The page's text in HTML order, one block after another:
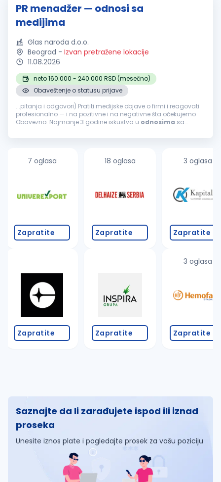
PR menadžer — odnosi sa
medijima
Glas naroda d.o.o.
Beograd - Izvan pretražene lokacije
11.08.2026
neto 160.000 - 240.000 RSD (mesečno)
Obaveštenje o statusu prijave
...pitanja i odgovori) Pratiti medijske objave o firmi i reagovati
profesionalno — i na pozitivne i na negativne šta očekujemo
Obavezno: Najmanje 3 godine iskustva u odnosima sa
Odlično pisanje...
7 oglasa
Zapratite
Zapratite
18 oglasa
Zapratite
Zapratite
3 oglasa
Zapratite
3 oglasa
Zapratite
Saznajte da li zarađujete ispod ili iznad
proseka
Unesite iznos plate i pogledajte prosek za vašu poziciju